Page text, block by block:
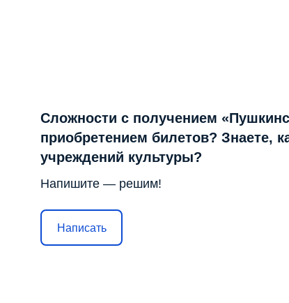
Сложности с получением
приобретением билетов? Знаете,
учреждений культуры?
Напишите — решим!
Написать